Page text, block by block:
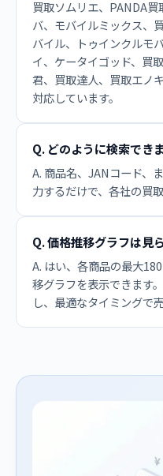
買取ソムリエ、PANDA
バ、モバイルミックス、
バイル、トゥインクルモ
イ、ケータイゴッド、買
君、買取達人、買取エノ
対応しています。
Q. どのように検索でき
A. 商品名、JANコード、
力するだけで、各社の買
Q. 価格推移グラフは見
A. はい、各商品の最大
移グラフを表示できます
し、最適なタイミングで